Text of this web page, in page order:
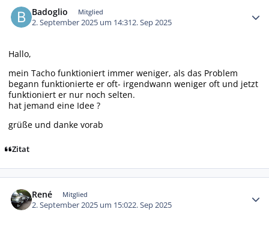
Badoglio Mitglied
2. September 2025 um 14:312. Sep 2025
Hallo,
mein Tacho funktioniert immer weniger, als das Problem
begann funktionierte er oft- irgendwann weniger oft und jetzt
funktioniert er nur noch selten.
hat jemand eine Idee ?
grüße und danke vorab
Zitat
René Mitglied
2. September 2025 um 15:022. Sep 2025